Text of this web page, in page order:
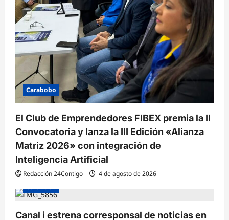
Carabobo
El Club de Emprendedores FIBEX premia la II
Convocatoria y lanza la III Edición «Alianza
Matriz 2026» con integración de
Inteligencia Artificial
Redacción 24Contigo
4 de agosto de 2026
Carabobo
Canal i estrena corresponsal de noticias en